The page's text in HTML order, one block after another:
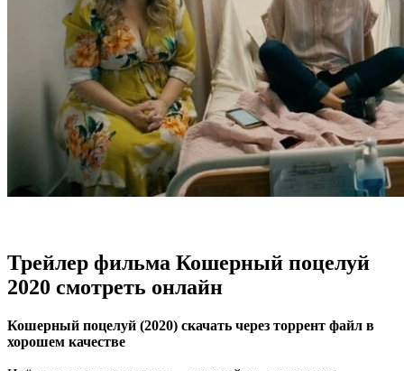
Трейлер фильма Кошерный поцелуй
2020 смотреть онлайн
Кошерный поцелуй (2020) скачать через торрент файл в
хорошем качестве